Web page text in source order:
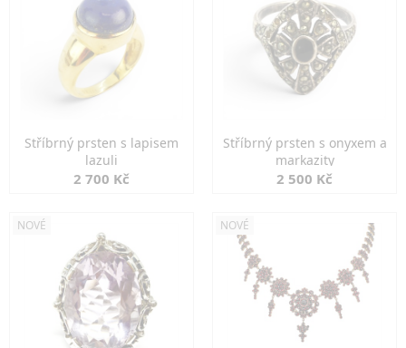
Stříbrný prsten s lapisem
lazuli
2 700 Kč
Stříbrný prsten s onyxem a
markazity
2 500 Kč
NOVÉ NOVÉ